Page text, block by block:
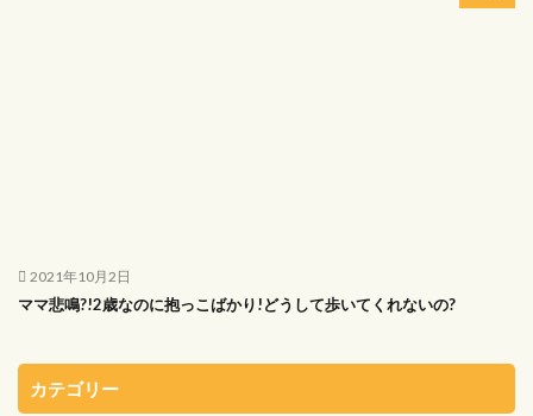
2021年10月2日
ママ悲鳴?!2歳なのに抱っこばかり!どうして歩いてくれないの?
カテゴリー